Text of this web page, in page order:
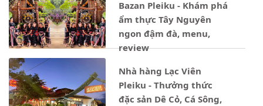
Bazan Pleiku - Khám phá
ẩm thực Tây Nguyên
ngon đậm đà, menu,
review
Nhà hàng Lạc Viên
Pleiku - Thưởng thức
đặc sản Dê Cỏ, Cá Sông,